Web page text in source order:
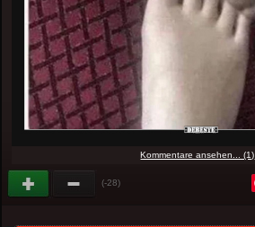
Kommentare ansehen... (1)
(-28)